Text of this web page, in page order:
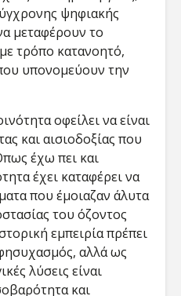
ψηφιακής
μεταφέρουν το
τρόπο κατανοητό,
υπονομεύουν την
οφείλει να είναι
και αισιοδοξίας που
έχω πει και
έχει καταφέρει να
που έμοιαζαν άλυτα
του όζοντος
εμπειρία πρέπει
αλλά ως
λύσεις είναι
και